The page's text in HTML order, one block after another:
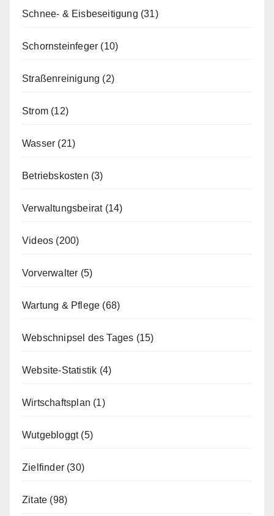
Schnee- & Eisbeseitigung (31)
Schornsteinfeger (10)
Straßenreinigung (2)
Strom (12)
Wasser (21)
Betriebskosten (3)
Verwaltungsbeirat(14)
Videos (200)
Vorverwalter (5)
Wartung & Pflege (68)
Webschnipsel des Tages (15)
Website-Statistik (4)
Wirtschaftsplan (1)
Wutgebloggt(5)
Zielfinder (30)
Zitate (98)